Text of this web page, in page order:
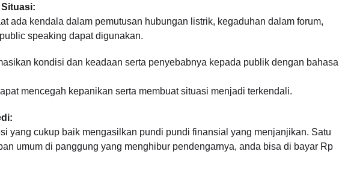
ada kendala dalam pemutusan hubungan listrik, kegaduhan dalam forum,
speaking dapat digunakan.
kondisi dan keadaan serta penyebabnya kepada publik dengan bahasa
mencegah kepanikan serta membuat situasi menjadi terkendali.
yang cukup baik mengasilkan pundi pundi finansial yang menjanjikan. Satu
umum di panggung yang menghibur pendengarnya, anda bisa di bayar Rp